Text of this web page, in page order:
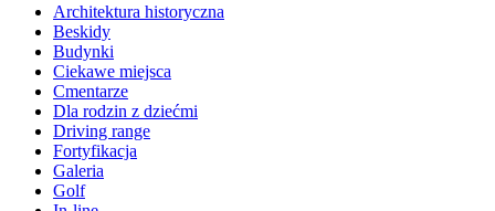
Architektura historyczna
Beskidy
Budynki
Ciekawe miejsca
Cmentarze
Dla rodzin z dziećmi
Driving range
Fortyfikacja
Galeria
Golf